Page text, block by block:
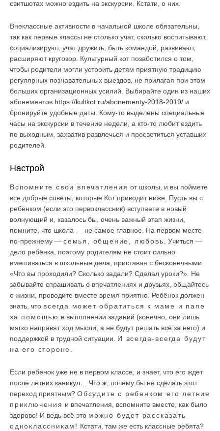
свитшотах можно ездить на экскурсии. Кстати, о них.
Внеклассные активности в начальной школе обязательны,
так как первые классы не столько учат, сколько воспитывают,
социализируют, учат дружить, быть командой, развивают,
расширяют кругозор. Культурный кот позаботился о том,
чтобы родители могли устроить детям приятную традицию
регулярных познавательных выездов, не прилагая при этом
больших организационных усилий. Выбирайте один из наших
абонементов https://kultkot.ru/abonementy-2018-2019/ и
бронируйте удобные даты. Кому-то выделены специальные
часы на экскурсии в течение недели, а кто-то любит ездить
по выходным, захватив развлечься и просветиться уставших
родителей.
Настрой
Вспомните свои впечатления от школы, и вы поймете
все добрые советы, которые Кот приводит ниже. Пусть вы с
ребёнком (если это первоклассник) вступаете в новый
волнующий и, казалось бы, очень важный этап жизни,
помните, что школа — не самое главное. На первом месте
по-прежнему — семья, общение, любовь
. Учиться —
дело ребёнка, поэтому родителям не стоит сильно
вмешиваться в школьные дела, приставая с бесконечными
«Что вы проходили? Сколько задали? Сделал уроки?». Не
забывайте спрашивать о впечатлениях и друзьях, общайтесь
о жизни, проводите вместе время приятно. Ребёнок должен
знать, что всегда может обратиться к маме и папе
за помощью в выполнении заданий (конечно, они лишь
мягко направят ход мысли, а не будут решать всё за него) и
поддержкой в трудной ситуации. И всегда-всегда будут
на его стороне.
Если ребенок уже не в первом классе, и знает, что его ждет
после летних каникул… Что ж, почему бы не сделать этот
переход приятным? Обсудите с ребенком его летние
приключения и впечатления, вспомните вместе, как было
здорово! И ведь всё это можно будет рассказать
одноклассникам! Кстати, там же есть классные ребята?